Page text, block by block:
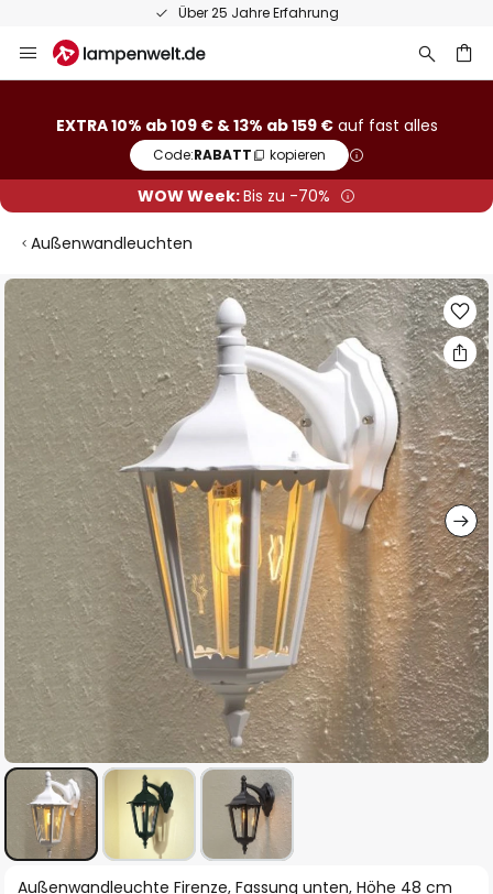
Über 25 Jahre Erfahrung
Inhalt
EXTRA 10% ab 109 € & 13% ab 159 €auf fast alles
Code:RABATT kopieren
WOW Week:Bis zu -70%
Außenwandleuchten
Zum
Ende
der
Bildgalerie
springen
Zum
Außenwandleuchte Firenze, Fassung unten, Höhe 48 cm